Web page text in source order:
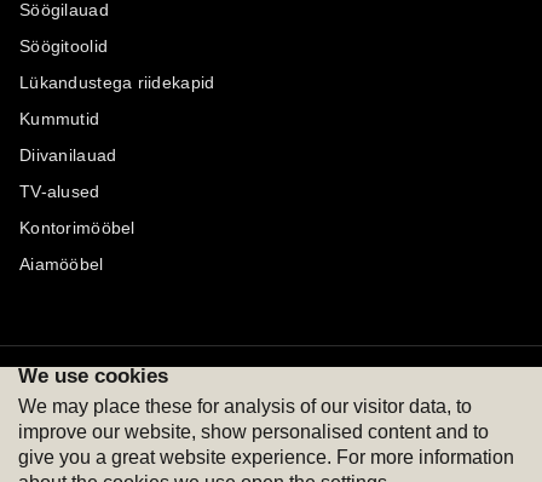
Söögilauad
Söögitoolid
Lükandustega riidekapid
Kummutid
Diivanilauad
TV-alused
Kontorimööbel
Aiamööbel
Maksevõimalused
We use cookies
We may place these for analysis of our visitor data, to
improve our website, show personalised content and to
give you a great website experience. For more information